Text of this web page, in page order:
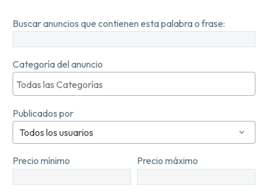
Buscar anuncios que contienen esta palabra o frase:
Categoría del anuncio
Publicados por
Todos los usuarios
Precio mínimo Precio máximo